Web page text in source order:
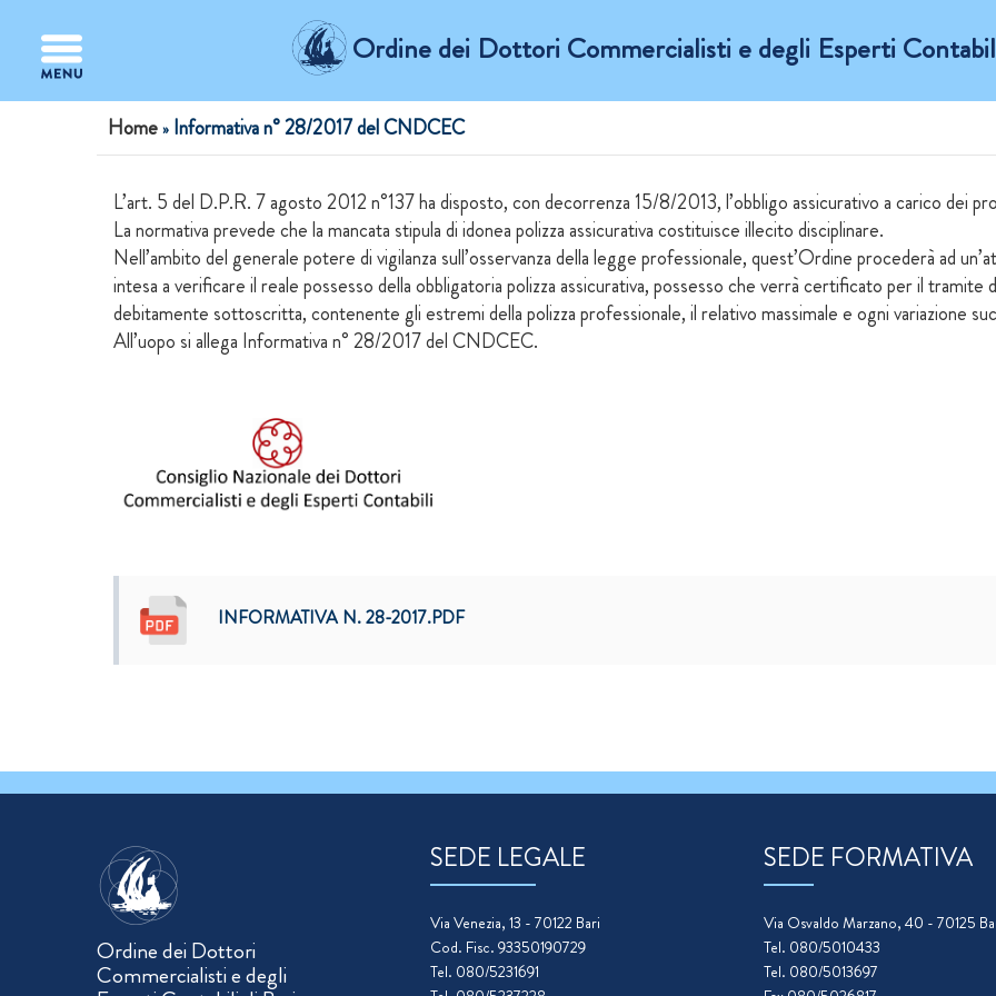
Ordine dei Dottori Commercialisti e degli Esperti
Tu sei qui
Home » Informativa n° 28/2017 del CNDCEC
L’art. 5 del D.P.R. 7 agosto 2012 n°137 ha disposto, con decorrenza 15/8/2013, l’obbligo assicurativo a carico dei
La normativa prevede che la mancata stipula di idonea polizza assicurativa costituisce illecito disciplinare.
Nell’ambito del generale potere di vigilanza sull’osservanza della legge professionale, quest’Ordine procederà ad
intesa a verificare il reale possesso della obbligatoria polizza assicurativa, possesso che verrà certificato per il
debitamente sottoscritta, contenente gli estremi della polizza professionale, il relativo massimale e ogni variazione
All’uopo si allega Informativa n° 28/2017 del CNDCEC.
INFORMATIVA N. 28-2017.PDF
Ordine dei Dottori
Commercialisti e degli
SEDE LEGALE
Via Venezia, 13 - 70122 Bari
Cod. Fisc. 93350190729
Tel. 080/5231691
SEDE FORMATIVA
Via Osvaldo Marzano, 40 - 70125
Tel. 080/5010433
Tel. 080/5013697